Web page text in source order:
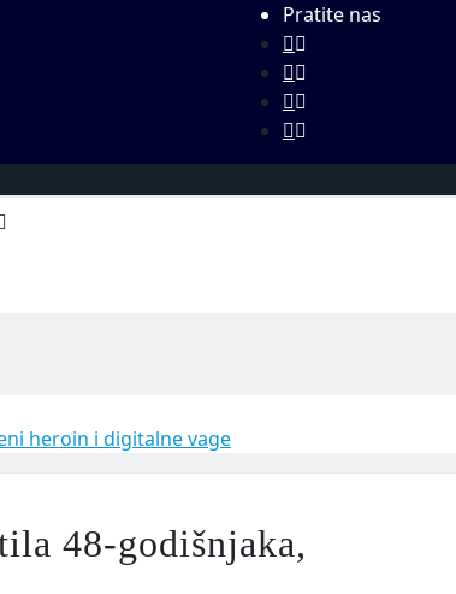
Pratite nas
heroin i digitalne vage
48-godišnjaka,